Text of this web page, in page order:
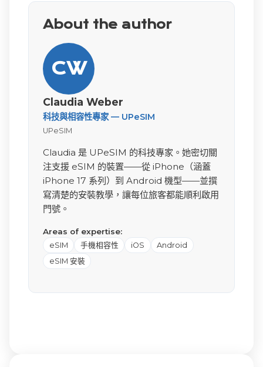
About the author
CW
Claudia Weber
科技與相容性專家 — UPeSIM
UPeSIM
Claudia 是 UPeSIM 的科技專家。她密切關
注支援 eSIM 的裝置——從 iPhone（涵蓋
iPhone 17 系列）到 Android 機型——並撰
寫清楚的安裝教學，讓每位旅客都能順利啟用
門號。
Areas of expertise:
eSIM 手機相容性 iOS
Android
eSIM 安裝